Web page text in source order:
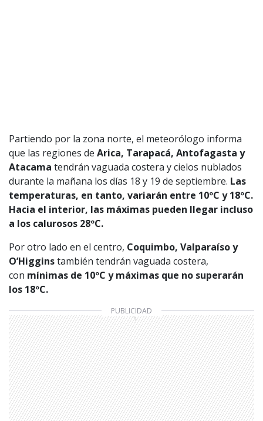
Partiendo por la zona norte, el meteorólogo informa
que las regiones de Arica, Tarapacá, Antofagasta y
Atacama tendrán vaguada costera y cielos nublados
durante la mañana los días 18 y 19 de septiembre. Las
temperaturas, en tanto, variarán entre 10ºC y 18ºC.
Hacia el interior, las máximas pueden llegar incluso
a los calurosos 28ºC.
Por otro lado en el centro, Coquimbo, Valparaíso y
O’Higginstambién tendrán vaguada costera,
con mínimas de 10ºC y máximas que no superarán
los 18ºC.